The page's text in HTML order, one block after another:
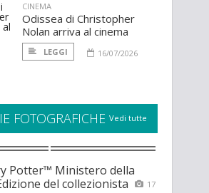
CINEMA
Odissea di Christopher
Nolan arriva al cinema
LEGGI 16/07/2026
FOTOGRAFICHE Vedi tutte
Potter™ Ministero della
del collezionista
17